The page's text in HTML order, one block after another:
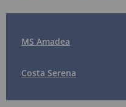
MS Amadea
Costa Serena